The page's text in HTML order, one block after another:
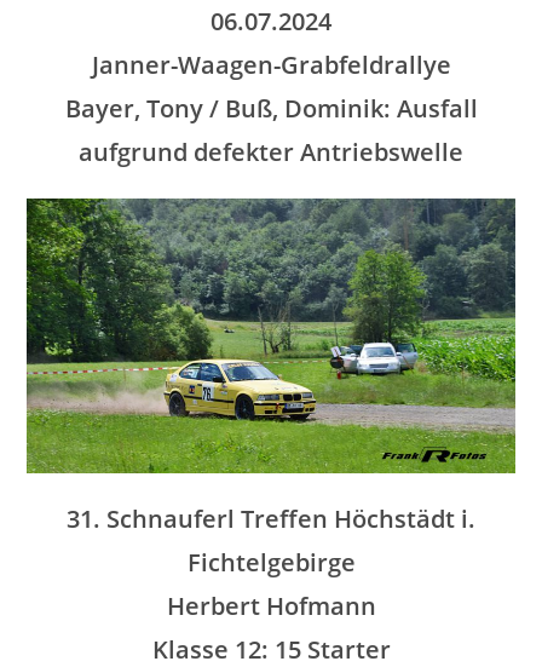
06.07.2024
Janner-Waagen-Grabfeldrallye
Bayer, Tony / Buß, Dominik: Ausfall
aufgrund defekter Antriebswelle
31. Schnauferl Treffen Höchstädt i.
Fichtelgebirge
Herbert Hofmann
Klasse 12: 15 Starter